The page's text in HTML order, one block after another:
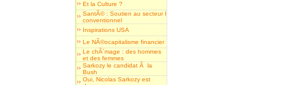
Et la Culture ?
SantÃ© : Soutien au secteur I
conventionnel
Inspirations USA
Le NÃ©ocapitalisme financier
Le chÃ´mage : des hommes
et des femmes
Sarkozy le candidat Ã la
Bush
Oui, Nicolas Sarkozy est